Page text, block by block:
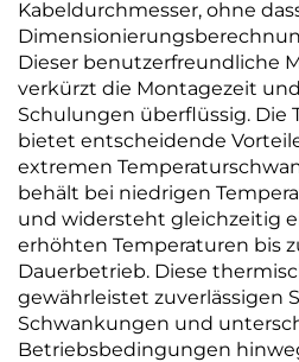
Kabeldurchmesser, ohne
Dieser benutzerfreundliche
verkürzt die Montagezeit
Schulungen überflüssig. Die
bietet entscheidende
extremen
behält bei niedrigen
und widersteht gleichzeitig
erhöhten Temperaturen bis
Dauerbetrieb. Diese
gewährleistet zuverlässigen
Schwankungen und
Betriebsbedingungen